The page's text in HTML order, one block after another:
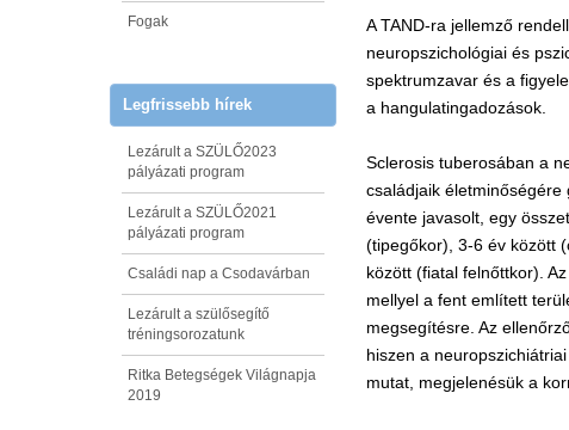
Fogak
Legfrissebb hírek
Lezárult a SZÜLŐ2023
pályázati program
Lezárult a SZÜLŐ2021
pályázati program
Családi nap a Csodavárban
Lezárult a szülősegítő
tréningsorozatunk
Ritka Betegségek Világnapja
2019
A TAND-ra jellemző
neuropszichológiai és
spektrumzavar és a
a hangulatingadozások.
Sclerosis tuberosában a
családjaik
évente javasolt, egy
(tipegőkor), 3-6 év között
között (fiatal felnőttkor).
mellyel a fent említett
megsegítésre. Az
hiszen a
mutat, megjelenésük a